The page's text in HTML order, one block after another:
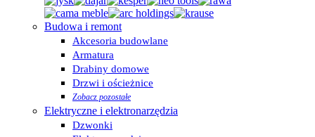
Budowa i remont
Akcesoria budowlane
Armatura
Drabiny domowe
Drzwi i ościeżnice
Zobacz pozostałe
Elektryczne i elektronarzędzia
Dzwonki